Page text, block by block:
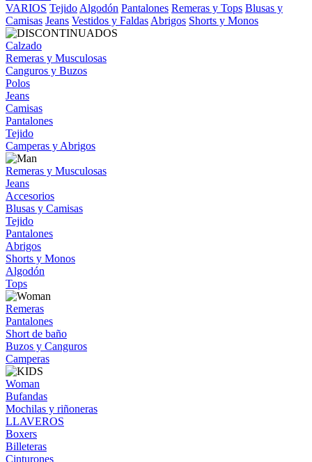
VARIOS Tejido Algodón Pantalones Remeras y Tops Blusas y
Camisas Jeans Vestidos y Faldas Abrigos Shorts y Monos
Calzado
Remeras y Musculosas
Canguros y Buzos
Polos
Jeans
Camisas
Pantalones
Tejido
Camperas y Abrigos
Remeras y Musculosas
Jeans
Accesorios
Blusas y Camisas
Tejido
Pantalones
Abrigos
Shorts y Monos
Algodón
Tops
Remeras
Pantalones
Short de baño
Buzos y Canguros
Camperas
Woman
Bufandas
Mochilas y riñoneras
LLAVEROS
Boxers
Billeteras
Cinturones